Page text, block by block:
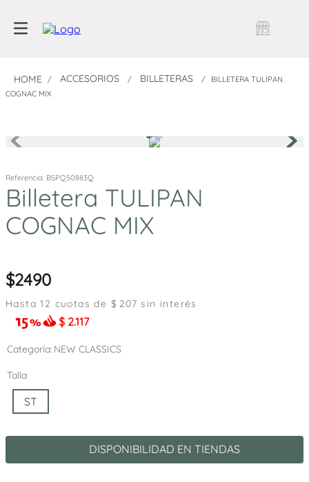
ACCESORIOS BILLETERAS
BILLETERA TULIPAN
COGNAC MIX
Referencia: BSPQ50883Q
Billetera TULIPAN
COGNAC MIX
2490
Hasta12 cuotas de $ 207 sin interés
$ 2.117
Categoría NEW CLASSICS
Talla
ST
DISPONIBILIDAD EN TIENDAS